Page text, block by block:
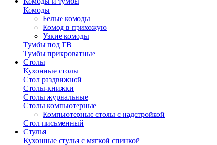
Комоды
Белые комоды
Комод в прихожую
Узкие комоды
Тумбы под ТВ
Тумбы прикроватные
Столы
Кухонные столы
Стол раздвижной
Столы-книжки
Столы журнальные
Столы компьютерные
Компьютерные столы с надстройкой
Стол письменный
Стулья
Кухонные стулья с мягкой спинкой